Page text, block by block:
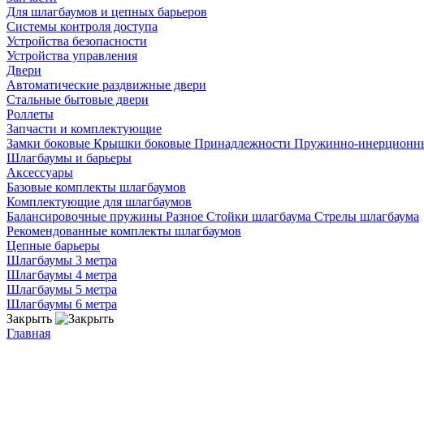
Для шлагбаумов и цепных барьеров
Системы контроля доступа
Устройства безопасности
Устройства управления
Двери
Автоматические раздвижные двери
Стальные бытовые двери
Роллеты
Запчасти и комплектующие
Замки боковые Крышки боковые Принадлежности Пружинно-
Шлагбаумы и барьеры
Аксессуары
Базовые комплекты шлагбаумов
Комплектующие для шлагбаумов
Балансировочные пружины Разное Стойки шлагбаума Стрелы шлагбаума
Рекомендованные комплекты шлагбаумов
Цепные барьеры
Шлагбаумы 3 метра
Шлагбаумы 4 метра
Шлагбаумы 5 метра
Шлагбаумы 6 метра
Закрыть
Главная